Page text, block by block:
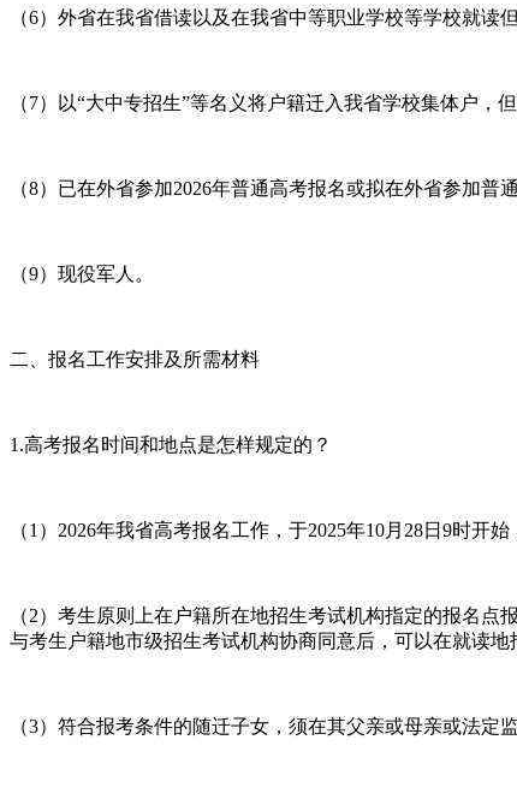
（6）外省在我省借读以及在我省中等职业学校等学校就读
（7）以“大中专招生”等名义将户籍迁入我省学校集体户，
（8）已在外省参加2026年普通高考报名或拟在外省参加普
（9）现役军人。
二、报名工作安排及所需材料
1.高考报名时间和地点是怎样规定的？
（1）2026年我省高考报名工作，于2025年10月28日9时开始
（2）考生原则上在户籍所在地招生考试机构指定的报名
与考生户籍地市级招生考试机构协商同意后，可以在就读地
（3）符合报考条件的随迁子女，须在其父亲或母亲或法定